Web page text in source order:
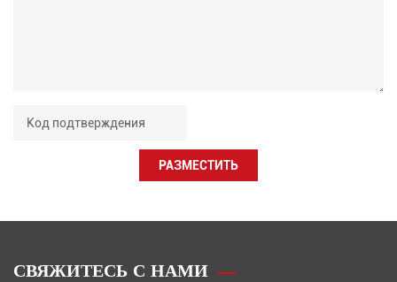
РАЗМЕСТИТЬ
СВЯЖИТЕСЬ С НАМИ